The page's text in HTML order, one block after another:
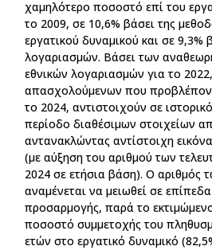
χαμηλότερο ποσοστό επί του
το 2009, σε 10,6% βάσει της
εργατικού δυναμικού και σε 9,3%
λογαριασμών. Βάσει των
εθνικών λογαριασμών για το
απασχολούμενων που
το 2024, αντιστοιχούν σε
περίοδο διαθέσιμων στοιχείων
αντανακλώντας αντίστοιχη
(με αύξηση του αριθμού των
2024 σε ετήσια βάση). Ο αριθμός
αναμένεται να μειωθεί σε
προσαρμογής, παρά το
ποσοστό συμμετοχής του
ετών στο εργατικό δυναμικό